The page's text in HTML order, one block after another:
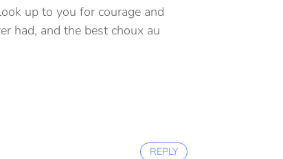
up to you for courage and
had, and the best choux au
REPLY